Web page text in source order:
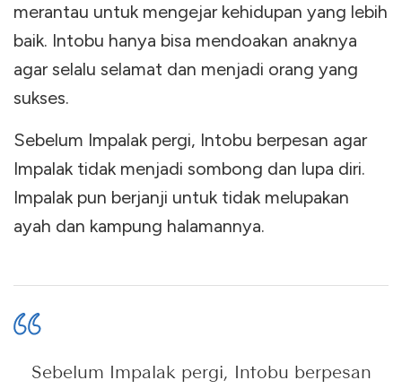
merantau untuk mengejar kehidupan yang lebih
baik. Intobu hanya bisa mendoakan anaknya
agar selalu selamat dan menjadi orang yang
sukses.
Sebelum Impalak pergi, Intobu berpesan agar
Impalak tidak menjadi sombong dan lupa diri.
Impalak pun berjanji untuk tidak melupakan
ayah dan kampung halamannya.
Sebelum Impalak pergi, Intobu berpesan